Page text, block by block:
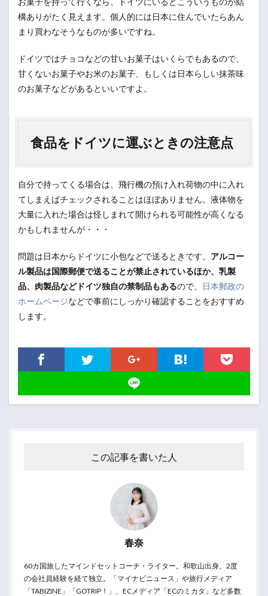
構ありがたく見えます。個人的には日本に住んでいたらあん
まり買わなそうなものが多いですね。
ドイツではチョコなどの甘いお菓子はいくらでもあるので、
甘くないお菓子やお米のお菓子、もしくは日本らしい抹茶味
のお菓子などがあるといいですよ。
食品をドイツに運ぶときの注意点
自分で持ってくる場合は、飛行機の預け入れ荷物の中に入れ
てしまえばチェックされることはほぼありません。液体物を
大量に入れた場合は怪しまれて開けられる可能性が高くなる
かもしれませんが・・・
問題は日本からドイツに小包などで送るときです。 アルコー
ル製品は国際郵便で送ることが禁止されているほか、乳製
品、肉製品などドイツ独自の禁制品もあるので、
日本郵政の
ホームページなどで事前にしっかり確認することをおすすめ
します。
この記事を書いた人
春奈
60カ国旅したマインドセットコーチ・ライター。和歌山出身。2度
の会社員経験を経て独立。「マイナビニュース」や旅行メディア
「TABIZINE」「GOTRIP！」、ECメディア「ECのミカタ」など多数